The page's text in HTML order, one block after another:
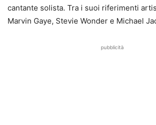
cantante solista. Tra i suoi riferimenti
Marvin Gaye, Stevie Wonder e Michael
pubblicità